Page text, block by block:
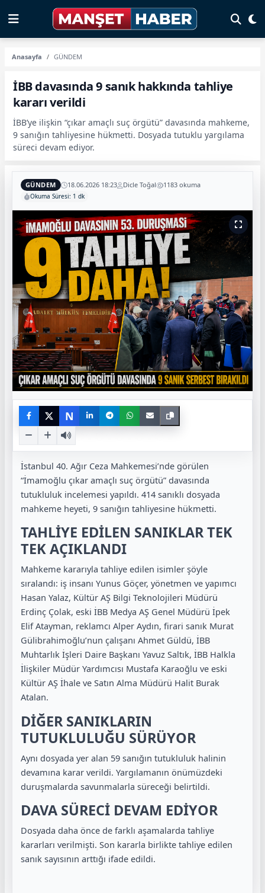
Anasayfa GÜNDEM
İBB davasında 9 sanık hakkında tahliye
kararı verildi
İBB’ye ilişkin “çıkar amaçlı suç örgütü” davasında mahkeme,
9 sanığın tahliyesine hükmetti. Dosyada tutuklu yargılama
süreci devam ediyor.
GÜNDEM 18.06.2026 18:23 Dicle Toğal 1183 okuma
Okuma Süresi: 1 dk
N
İstanbul 40. Ağır Ceza Mahkemesi’nde görülen
“İmamoğlu çıkar amaçlı suç örgütü” davasında
tutukluluk incelemesi yapıldı. 414 sanıklı dosyada
mahkeme heyeti, 9 sanığın tahliyesine hükmetti.
TAHLİYE EDİLEN SANIKLAR TEK
TEK AÇIKLANDI
Mahkeme kararıyla tahliye edilen isimler şöyle
sıralandı: iş insanı Yunus Göçer, yönetmen ve yapımcı
Hasan Yalaz, Kültür AŞ Bilgi Teknolojileri Müdürü
Erdinç Çolak, eski İBB Medya AŞ Genel Müdürü İpek
Elif Atayman, reklamcı Alper Aydın, firari sanık Murat
Gülibrahimoğlu’nun çalışanı Ahmet Güldü, İBB
Muhtarlık İşleri Daire Başkanı Yavuz Saltık, İBB Halkla
İlişkiler Müdür Yardımcısı Mustafa Karaoğlu ve eski
Kültür AŞ İhale ve Satın Alma Müdürü Halit Burak
Atalan.
DİĞER SANIKLARIN
TUTUKLULUĞU SÜRÜYOR
Aynı dosyada yer alan 59 sanığın tutukluluk halinin
devamına karar verildi. Yargılamanın önümüzdeki
duruşmalarda savunmalarla süreceği belirtildi.
DAVA SÜRECİ DEVAM EDİYOR
Dosyada daha önce de farklı aşamalarda tahliye
kararları verilmişti. Son kararla birlikte tahliye edilen
sanık sayısının arttığı ifade edildi.